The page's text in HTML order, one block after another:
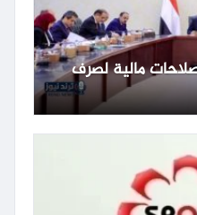
مالية لصرف